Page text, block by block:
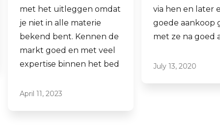
via hen en later een
goede aankoop gedaan
met ze na goed advies.
July 13, 2020
aankopen.
Laagdrempelig
professioneel,